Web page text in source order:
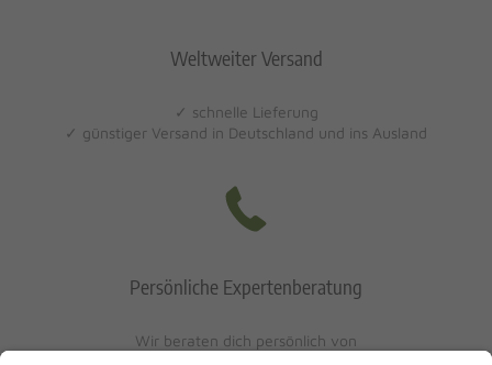
Weltweiter Versand
✓ schnelle Lieferung
✓ günstiger Versand in Deutschland und ins Ausland
Persönliche Expertenberatung
Wir beraten dich persönlich von